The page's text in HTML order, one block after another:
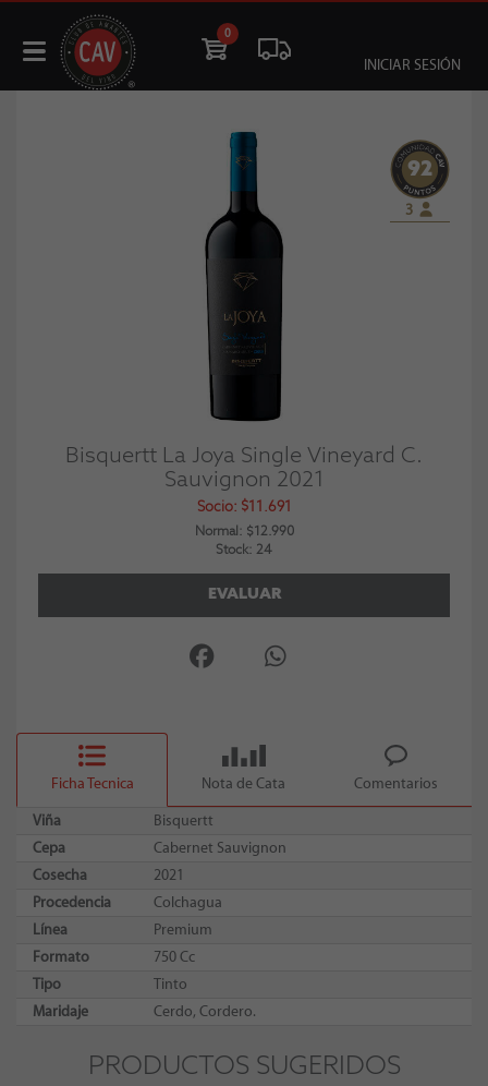
0
INICIAR SESIÓN
92
3
Bisquertt La Joya Single Vineyard C.
Sauvignon 2021
Socio: $11.691
Normal: $12.990
Stock: 24
EVALUAR
Ficha Tecnica Nota de Cata Comentarios
Viña
Bisquertt
Cepa
Cabernet Sauvignon
Cosecha
2021
Procedencia
Colchagua
Línea
Premium
Formato
750 Cc
Tipo
Tinto
Maridaje
Cerdo, Cordero.
PRODUCTOS SUGERIDOS